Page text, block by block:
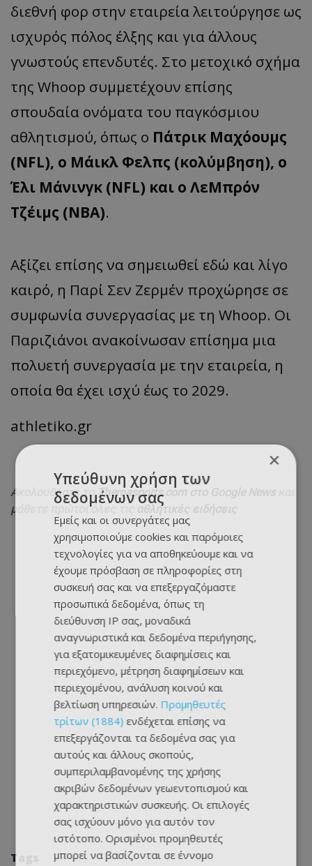
διεθνή φορ στην εταιρεία λειτούργησε ως
ισχυρός πόλος έλξης και για άλλους
γνωστούς επενδυτές. Στο μετοχικό σχήμα
της Whoop συμμετέχουν επίσης
σπουδαία ονόματα του παγκόσμιου
αθλητισμού, όπως ο Πάτρικ Μαχόουμς
(NFL), ο Μάικλ Φελπς (κολύμβηση), ο
Έλι Μάνινγκ (NFL) και ο ΛεΜπρόν
Τζέιμς (NBA).
Αξίζει επίσης να σημειωθεί εδώ και λίγο
καιρό, η Παρί Σεν Ζερμέν προχώρησε σε
συμφωνία συνεργασίας με τη Whoop. Οι
Παριζιάνοι ανακοίνωσαν επίσημα μια
πολυετή συνεργασία με την εταιρεία, η
οποία θα έχει ισχύ έως το 2029.
athletiko.gr
Ακολουθήστε το Themasports.com στο Google News
μάθετε πρώτοι όλες τις
αθλητικές ειδήσεις
Tags
×
Υπεύθυνη χρήση των
δεδομένων σας
Εμείς και οι συνεργάτες μας
χρησιμοποιούμε cookies και παρόμοιες
τεχνολογίες για να αποθηκεύουμε και να
έχουμε πρόσβαση σε πληροφορίες στη
συσκευή σας και να επεξεργαζόμαστε
προσωπικά δεδομένα, όπως τη
διεύθυνση IP σας, μοναδικά
αναγνωριστικά και δεδομένα περιήγησης,
για εξατομικευμένες διαφημίσεις και
περιεχόμενο, μέτρηση διαφημίσεων και
περιεχομένου, ανάλυση κοινού και
βελτίωση υπηρεσιών. Προμηθευτές
τρίτων (1884) ενδέχεται επίσης να
επεξεργάζονται τα δεδομένα σας για
αυτούς και άλλους σκοπούς,
συμπεριλαμβανομένης της χρήσης
ακριβών δεδομένων γεωεντοπισμού και
χαρακτηριστικών συσκευής. Οι επιλογές
σας ισχύουν μόνο για αυτόν τον
ιστότοπο. Ορισμένοι προμηθευτές
μπορεί να βασίζονται σε έννομο